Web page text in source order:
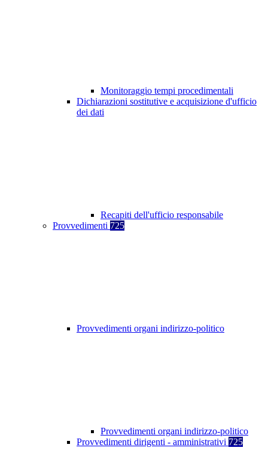
Monitoraggio tempi procedimentali
Dichiarazioni sostitutive e acquisizione d'ufficio
dei dati
Recapiti dell'ufficio responsabile
Provvedimenti 725
Provvedimenti organi indirizzo-politico
Provvedimenti organi indirizzo-politico
Provvedimenti dirigenti - amministrativi 725